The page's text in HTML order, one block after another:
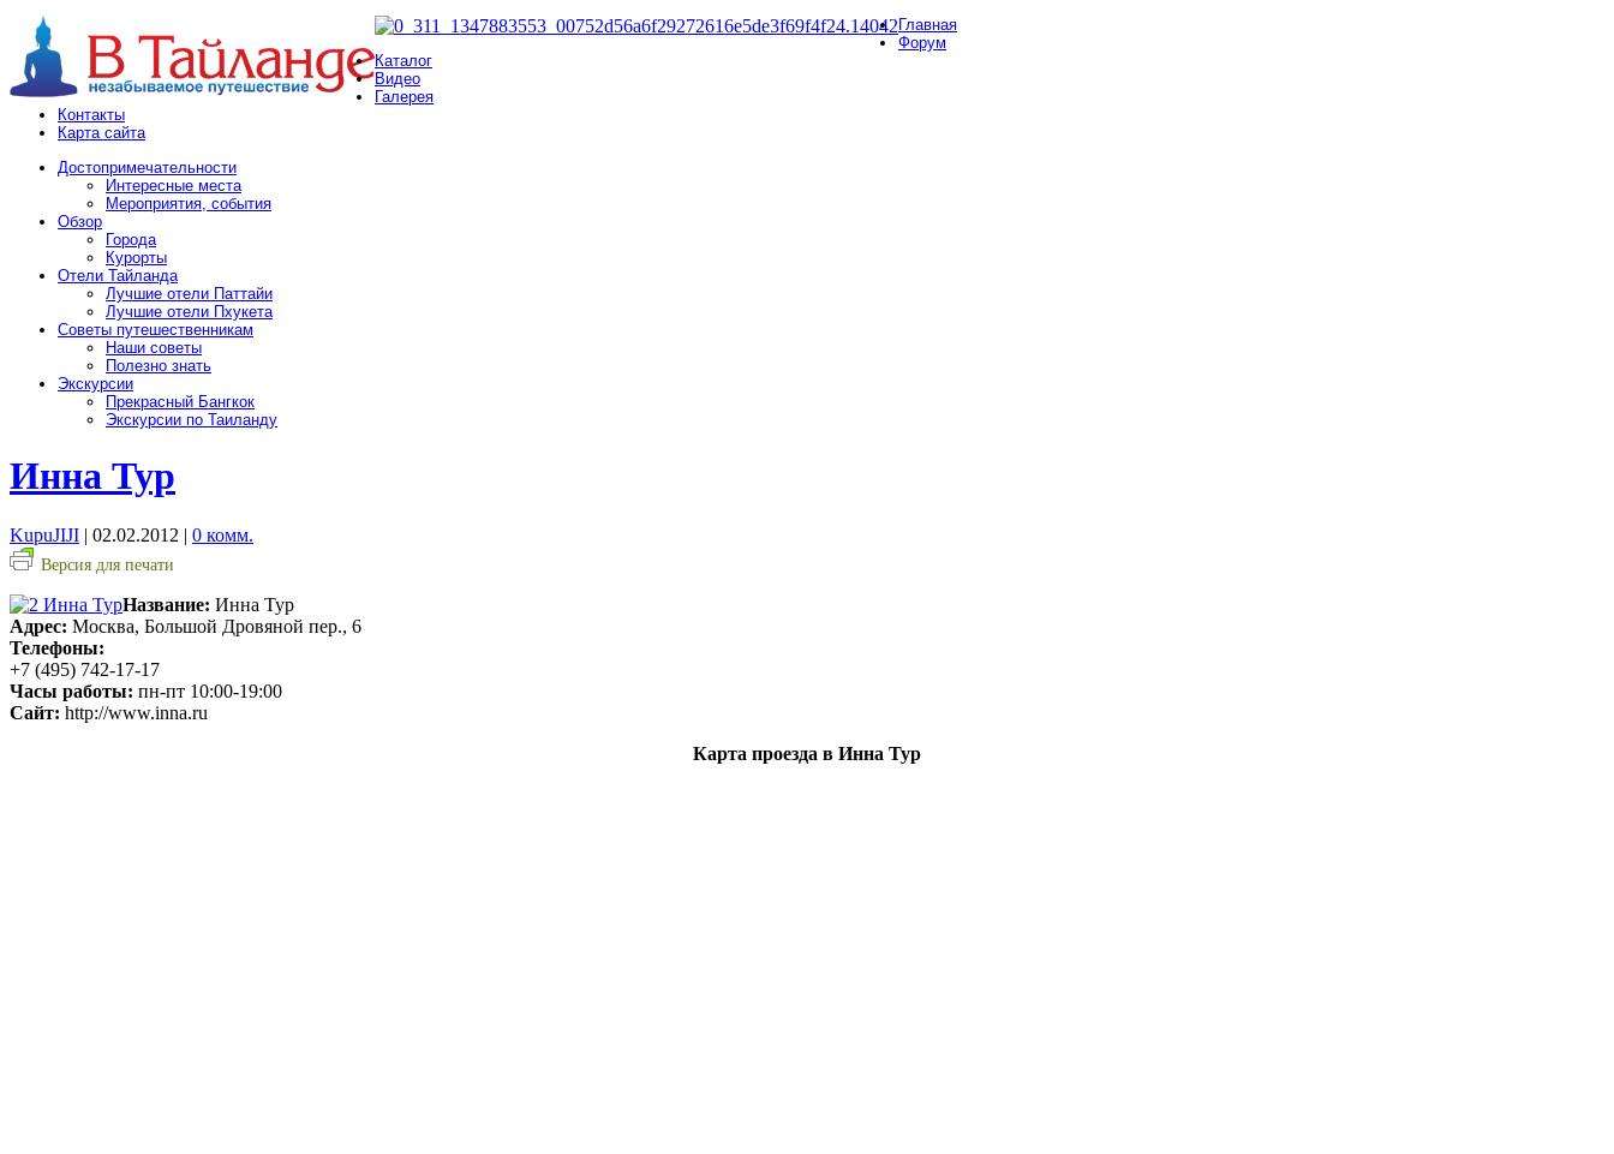
Главная
Форум
Каталог
Видео
Галерея
Контакты
Карта сайта
Достопримечательности
Интересные места
Мероприятия, события
Обзор
Города
Курорты
Отели Тайланда
Лучшие отели Паттайи
Лучшие отели Пхукета
Советы путешественникам
Наши советы
Полезно знать
Экскурсии
Прекрасный Бангкок
Экскурсии по Таиланду
Инна Тур
KupuJIJI | 02.02.2012 | 0 комм.
Версия для печати
Название: Инна Тур
Адрес: Москва, Большой Дровяной пер., 6
Телефоны:
+7 (495) 742-17-17
Часы работы: пн-пт 10:00-19:00
Сайт: http://www.inna.ru
Карта проезда в Инна Тур